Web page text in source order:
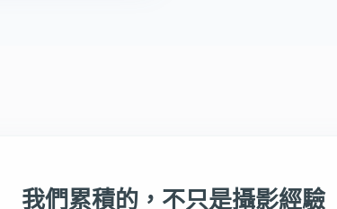
我們累積的，不只是攝影經驗